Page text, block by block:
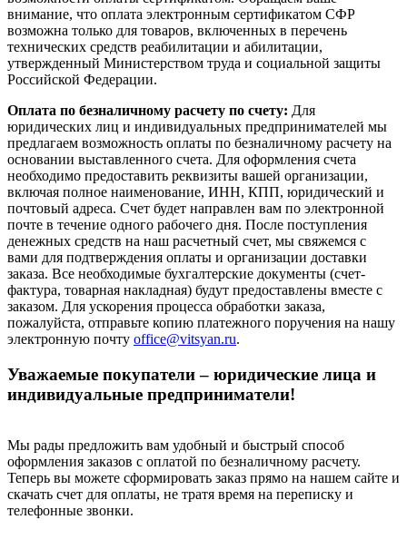
внимание, что оплата электронным сертификатом СФР
возможна только для товаров, включенных в перечень
технических средств реабилитации и абилитации,
утвержденный Министерством труда и социальной защиты
Российской Федерации.
Оплата по безналичному расчету по счету: Для
юридических лиц и индивидуальных предпринимателей мы
предлагаем возможность оплаты по безналичному расчету на
основании выставленного счета. Для оформления счета
необходимо предоставить реквизиты вашей организации,
включая полное наименование, ИНН, КПП, юридический и
почтовый адреса. Счет будет направлен вам по электронной
почте в течение одного рабочего дня. После поступления
денежных средств на наш расчетный счет, мы свяжемся с
вами для подтверждения оплаты и организации доставки
заказа. Все необходимые бухгалтерские документы (счет-
фактура, товарная накладная) будут предоставлены вместе с
заказом. Для ускорения процесса обработки заказа,
пожалуйста, отправьте копию платежного поручения на нашу
электронную почту office@vitsyan.ru.
Уважаемые покупатели – юридические лица и
индивидуальные предприниматели!
Мы рады предложить вам удобный и быстрый способ
оформления заказов с оплатой по безналичному расчету.
Теперь вы можете сформировать заказ прямо на нашем сайте и
скачать счет для оплаты, не тратя время на переписку и
телефонные звонки.